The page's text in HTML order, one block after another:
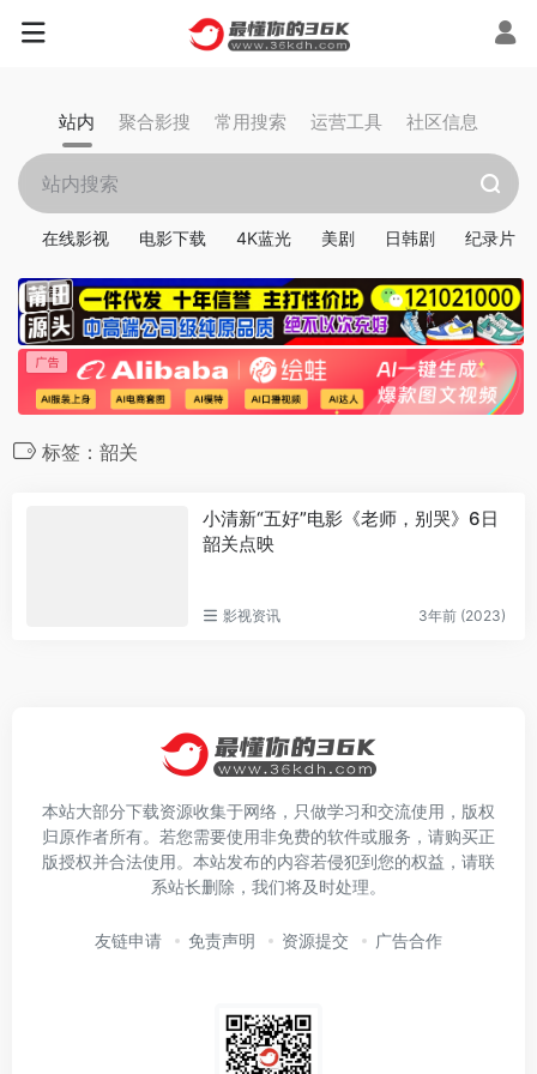
站内 聚合影搜 常用搜索 运营工具 社区信息
在线影视 电影下载 4K蓝光 美剧 日韩剧 纪录片
标签：韶关
小清新“五好”电影《老师，别哭》6日
韶关点映
影视资讯 3年前 (2023)
本站大部分下载资源收集于网络，只做学习和交流使用，版权
归原作者所有。若您需要使用非免费的软件或服务，请购买正
版授权并合法使用。本站发布的内容若侵犯到您的权益，请联
系站长删除，我们将及时处理。
友链申请 免责声明 资源提交 广告合作